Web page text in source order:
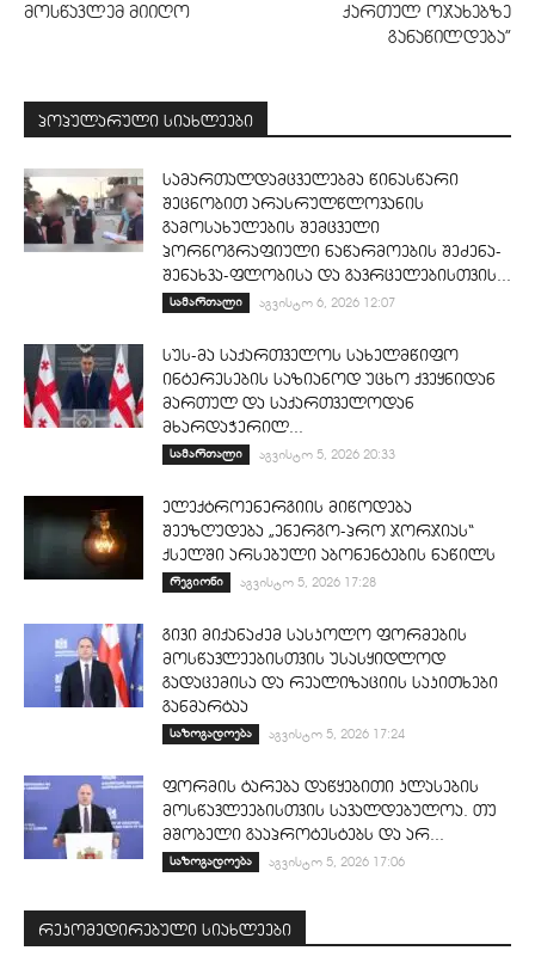
მოსწავლემ მიიღო
ქართულ ოჯახებზე
განაწილდება”
პოპულარული სიახლეები
სამართალდამცველებმა წინასწარი
შეცნობით არასრულწლოვანის
გამოსახულების შემცველი
პორნოგრაფიული ნაწარმოების შეძენა-
შენახვა-ფლობისა და გავრცელებისთვის...
სამართალი აგვისტო 6, 2026 12:07
სუს-მა საქართველოს სახელმწიფო
ინტერესების საზიანოდ უცხო ქვეყნიდან
მართულ და საქართველოდან
მხარდაჭერილ...
სამართალი აგვისტო 5, 2026 20:33
ელექტროენერგიის მიწოდება
შეეზღუდება „ენერგო-პრო ჯორჯიას“
ქსელში არსებული აბონენტების ნაწილს
რეგიონი აგვისტო 5, 2026 17:28
გივი მიქანაძემ სასკოლო ფორმების
მოსწავლეებისთვის უსასყიდლოდ
გადაცემისა და რეალიზაციის საკითხები
განმარტაა
საზოგადოება აგვისტო 5, 2026 17:24
ფორმის ტარება დაწყებითი კლასების
მოსწავლეებისთვის სავალდებულოა. თუ
მშობელი გააპროტესტებს და არ...
საზოგადოება აგვისტო 5, 2026 17:06
რეკომედირებული სიახლეები